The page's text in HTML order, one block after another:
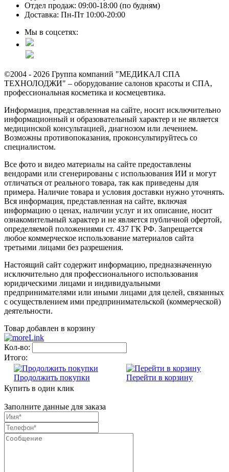
Отдел продаж: 09:00-18:00 (по будням)
Доставка: Пн-Пт 10:00-20:00
Мы в соцсетях:
©2004 - 2026 Группа компаний "МЕДИКАЛ СПА
ТЕХНОЛОДЖИ" – оборудование салонов красоты и СПА,
профессиональная косметика и космецевтика.
Информация, представленная на сайте, носит исключительно
информационный и образовательный характер и не является
медицинской консультацией, диагнозом или лечением.
Возможны противопоказания, проконсультируйтесь со
специалистом.
Все фото и видео материалы на сайте предоставлены
вендорами или сгенерированы с использования ИИ и могут
отличаться от реального товара, так как приведены для
примера. Наличие товара и условия доставки нужно уточнять.
Вся информация, представленная на сайте, включая
информацию о ценах, наличии услуг и их описание, носит
ознакомительный характер и не является публичной офертой,
определяемой положениями ст. 437 ГК РФ. Запрещается
любое коммерческое использование материалов сайта
третьими лицами без разрешения.
Настоящий сайт содержит информацию, предназначенную
исключительно для профессионального использования
юридическими лицами и индивидуальными
предпринимателями или иными лицами для целей, связанных
с осуществлением ими предпринимательской (коммерческой)
деятельности.
Товар добавлен в корзину
Кол-во:
Итого:
Продолжить покупки
Перейти в корзину
Купить в один клик
Заполните данные для заказа